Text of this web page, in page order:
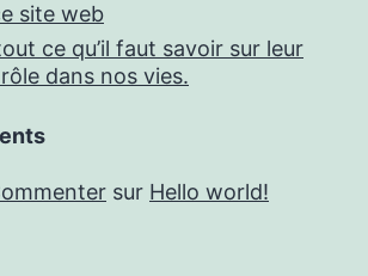
site web
ce qu’il faut savoir sur leur
dans nos vies.
sur Hello world!